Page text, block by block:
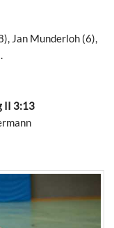
Jan Munderloh (6),
II 3:13